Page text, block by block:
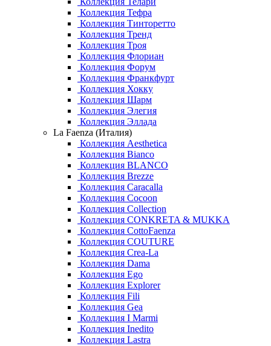
Коллекция Тефра
Коллекция Тинторетто
Коллекция Тренд
Коллекция Троя
Коллекция Флориан
Коллекция Форум
Коллекция Франкфурт
Коллекция Хокку
Коллекция Шарм
Коллекция Элегия
Коллекция Эллада
La Faenza (Италия)
Коллекция Aesthetica
Коллекция Bianco
Коллекция BLANCO
Коллекция Brezze
Коллекция Caracalla
Коллекция Cocoon
Коллекция Collection
Коллекция CONKRETA & MUKKA
Коллекция CottoFaenza
Коллекция COUTURE
Коллекция Crea-La
Коллекция Dama
Коллекция Ego
Коллекция Explorer
Коллекция Fili
Коллекция Gea
Коллекция I Marmi
Коллекция Inedito
Коллекция Lastra